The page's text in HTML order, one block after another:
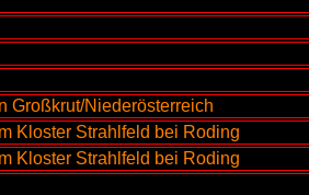
Großkrut/Niederösterreich
Kloster Strahlfeld bei Roding
Kloster Strahlfeld bei Roding